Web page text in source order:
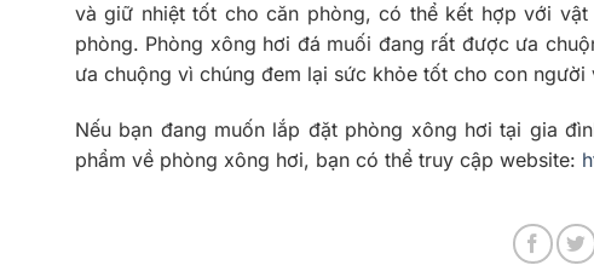
và giữ nhiệt tốt cho căn phòng, có thể kết hợp với
phòng. Phòng xông hơi đá muối đang rất được ưa
ưa chuộng vì chúng đem lại sức khỏe tốt cho con
Nếu bạn đang muốn lắp đặt phòng xông hơi tại gia
phẩm về phòng xông hơi, bạn có thể truy cập website: